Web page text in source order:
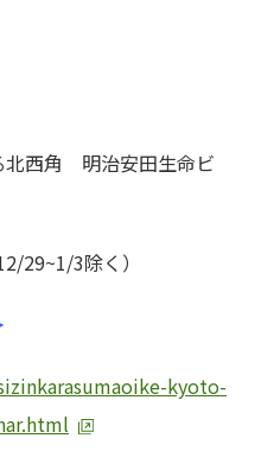
北西角 明治安田生命ビ
29~1/3除く）
kyoto-